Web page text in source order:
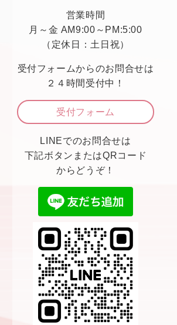
営業時間
月～金 AM9:00～PM:5:00
（定休日：土日祝）
受付フォームからのお問合せは
２４時間受付中！
受付フォーム
LINEでのお問合せは
下記ボタンまたはQRコード
からどうぞ！